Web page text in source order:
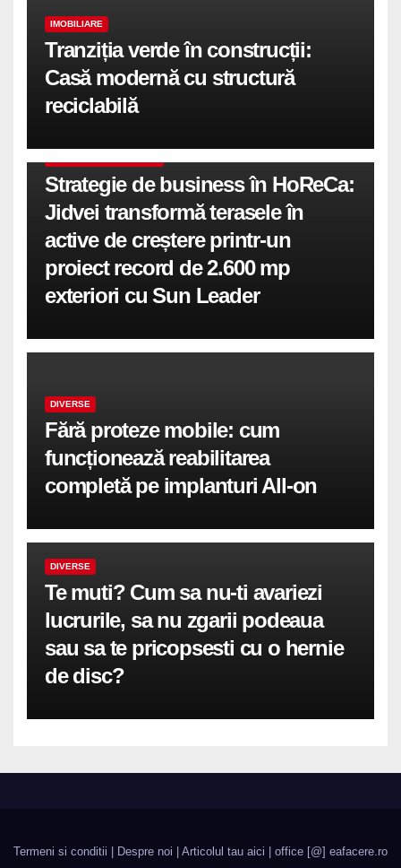
IMOBILIARE
Tranziția verde în construcții:
Casă modernă cu structură
reciclabilă
Strategie de business în HoReCa:
Jidvei transformă terasele în
active de creștere printr-un
proiect record de 2.600 mp
exteriori cu Sun Leader
DIVERSE
Fără proteze mobile: cum
funcționează reabilitarea
completă pe implanturi All-on
DIVERSE
Te muti? Cum sa nu-ti avariezi
lucrurile, sa nu zgarii podeaua
sau sa te pricopsesti cu o hernie
de disc?
Termeni si conditii Despre noi Articolul tau aici | office [@] eafacere.ro